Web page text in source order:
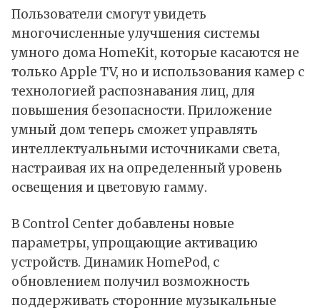
Пользователи смогут увидеть
многочисленные улучшения системы
умного дома HomeKit, которые касаются не
только Apple TV, но и использования камер с
технологией распознавания лиц, для
повышения безопасности. Приложение
умный дом теперь сможет управлять
интеллектуальными источниками света,
настраивая их на определенный уровень
освещения и цветовую гамму.
В Control Center добавлены новые
параметры, упрощающие активацию
устройств. Динамик HomePod, с
обновлением получил возможность
поддерживать сторонние музыкальные